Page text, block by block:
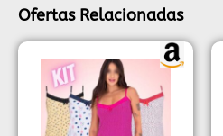
Ofertas Relacionadas